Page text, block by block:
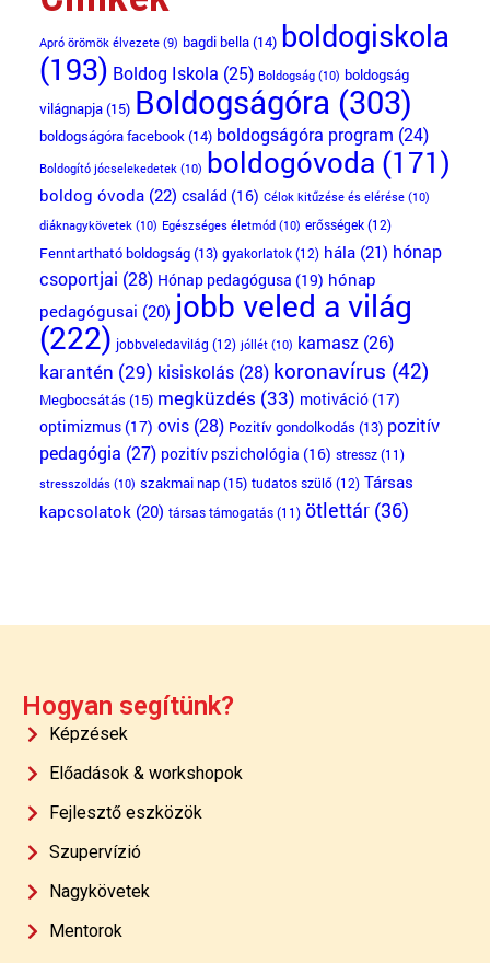
Apró örömök élvezete(9) bagdi bella(14) boldogiskola
(193) Boldog Iskola (25) Boldogság(10) boldogság
világnapja(15) Boldogságóra (303)
boldogságóra facebook(14) boldogságóra program (24)
Boldogító jócselekedetek (10) boldogóvoda (171)
boldog óvoda(22) család (16) Célok kitűzése és elérése(10)
diáknagykövetek (10) Egészséges életmód(10) erősségek(12)
Fenntartható boldogság(13) gyakorlatok(12) hála(21) hónap
csoportjai (28) Hónap pedagógusa (19) hónap
pedagógusai (20) jobb veled a világ
(222) jobbveledavilág (12) jóllét(10) kamasz(26)
karantén (29) kisiskolás(28) koronavírus (42)
Megbocsátás (15) megküzdés (33) motiváció(17)
optimizmus(17) ovis(28) Pozitív gondolkodás (13) pozitív
pedagógia (27) pozitív pszichológia (16) stressz(11)
stresszoldás(10) szakmai nap(15) tudatos szülő(12) Társas
kapcsolatok(20) társas támogatás(11) ötlettár(36)
Hogyan segítünk?
Képzések
Előadások & workshopok
Fejlesztő eszközök
Szupervízió
Nagykövetek
Mentorok